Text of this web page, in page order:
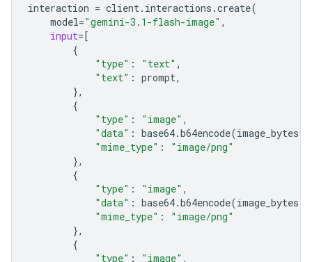
interaction = client . interactions .create(
model="gemini-3.1-flash-image" ,
input=[
{
"type" : "text" ,
"text" : prompt,
},
{
"type" : "image" ,
"data" : base64.b64encode(image_bytes
"mime_type" :
"image/png"
},
{
"type" : "image" ,
"data" : base64.b64encode(image_bytes
"mime_type" :
"image/png"
},
{
"type" : "image" ,